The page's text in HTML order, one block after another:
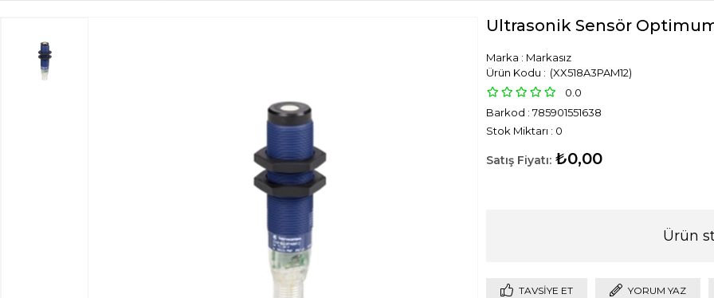
Ultrasonik Sensör
Marka : Markasız
(XX518A3PAM12)
0.0
Barkod : 785901551638
Stok Miktarı : 0
₺0,00
Ürün
TAVSIYE ET YORUM YAZ